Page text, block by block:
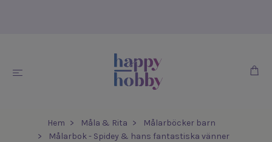
Hem Måla & Rita
Målarböcker barn
Målarbok - Spidey & hans fantastiska vänner